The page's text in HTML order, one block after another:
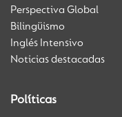
Perspectiva Global
Bilingüismo
Inglés Intensivo
Noticias destacadas
Políticas